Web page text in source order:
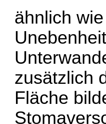
ähnlich
zusätzlich
Fläche